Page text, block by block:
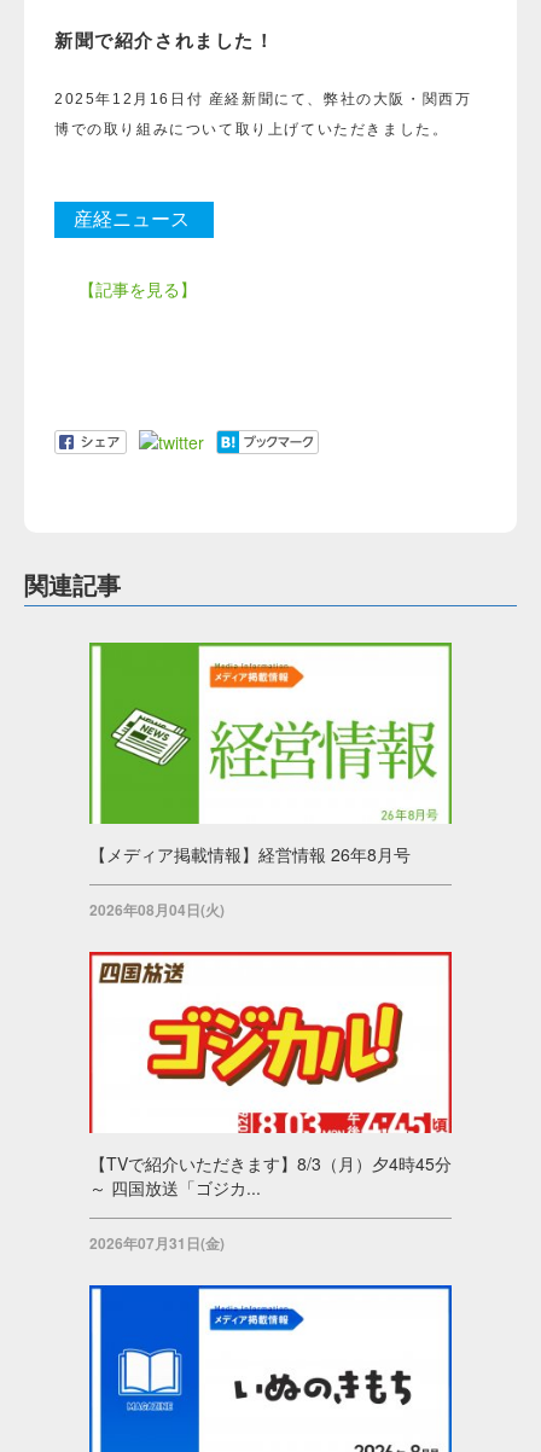
新聞で紹介されました！
2025年12月16日付 産経新聞にて、弊社の大阪・関西万
博での取り組みについて取り上げていただきました。
産経ニュース
【記事を見る】
関連記事
【メディア掲載情報】経営情報 26年8月号
2026年08月04日(火)
【TVで紹介いただきます】8/3（月）夕4時45分
～ 四国放送「ゴジカ...
2026年07月31日(金)